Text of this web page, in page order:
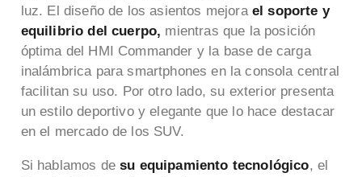
luz. El diseño de los asientos mejorael soporte y
equilibrio del cuerpo, mientras que la posición
óptima del HMI Commander y la base de carga
inalámbrica para smartphones en la consola central
facilitan su uso. Por otro lado, su exterior presenta
un estilo deportivo y elegante que lo hace destacar
en el mercado de los SUV.
Si hablamos desu equipamiento tecnológico, el